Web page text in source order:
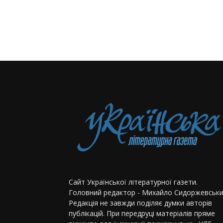
Сайт Української літературної газети.
Головний редактор - Михайло
Редакція не завжди поділяє думки авторів
публікацій. При передруці матеріалів пряме